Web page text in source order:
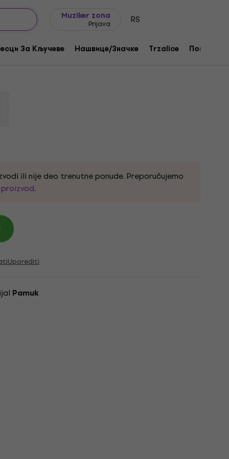
Muziker zona
Prijava RS
За Кључеве Нашвице/Значке Trzalice Поклони
Fear Black S Košulja
ili nije deo trenutne ponude. Preporučujemo
.
Uporediti
Pamuk